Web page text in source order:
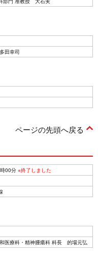
田幸司
ページの先頭へ戻る
00分 ※終了しました
医療科・精神腫瘍科 科長 的場元弘